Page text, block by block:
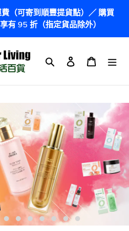
（可寄到順豐提貨點）／ 購買
有 95 折（指定貨品除外）
搜尋 登入 購物車